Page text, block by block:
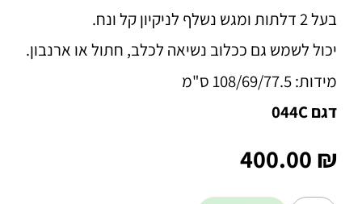
בעל 2 דלתות ומגש נשלף לניקיון קל ונח.
יכול לשמש גם ככלוב נשיאה לכלב, חתול או ארנבון.
מידות: 108/69/77.5 ס"מ
דגם 044C
400.00 ₪